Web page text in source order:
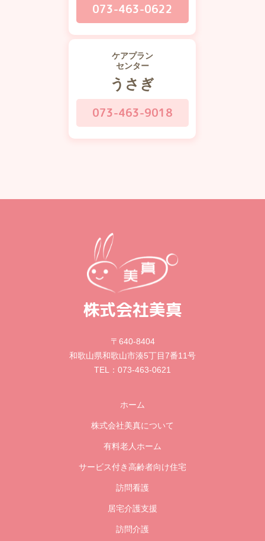
073-463-0622
ケアプラン
センター
うさぎ
073-463-9018
株式会社美真
〒640-8404
和歌山県和歌山市湊5丁目7番11号
TEL： 073-463-0621
ホーム
株式会社美真について
有料老人ホーム
サービス付き高齢者向け住宅
訪問看護
居宅介護支援
訪問介護